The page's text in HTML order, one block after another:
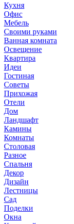
Кухня
Офис
Мебель
Своими руками
Ванная комната
Освещение
Квартира
Идеи
Гостиная
Советы
Прихожая
Отели
Дом
Ландшафт
Камины
Комнаты
Столовая
Разное
Спальня
Декор
Дизайн
Лестницы
Сад
Поделки
Окна